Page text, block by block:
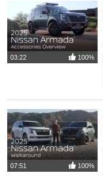
03:22 100%
07:51 100%